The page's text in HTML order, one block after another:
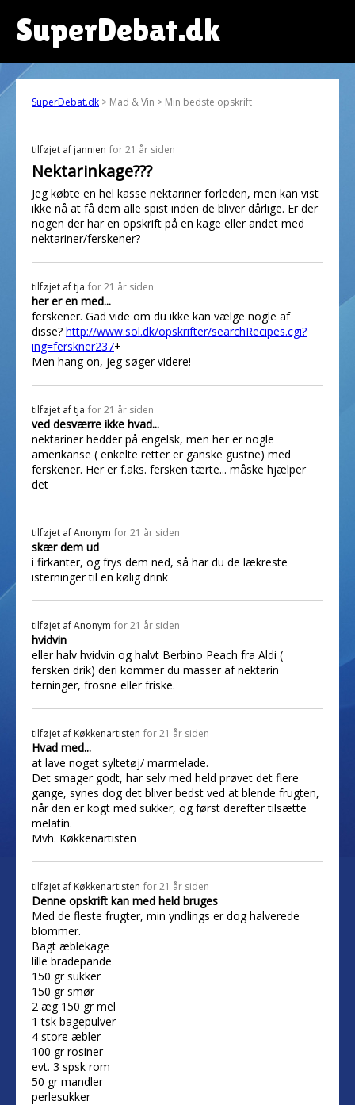
SuperDebat.dk
SuperDebat.dk > Mad & Vin > Min bedste opskrift
tilføjet af jannien for 21 år siden
Nektarinkage???
Jeg købte en hel kasse nektariner forleden, men kan vist
ikke nå at få dem alle spist inden de bliver dårlige. Er der
nogen der har en opskrift på en kage eller andet med
nektariner/ferskener?
tilføjet aftja for 21 år siden
her er en med...
ferskener. Gad vide om du ikke kan vælge nogle af
disse? http://www.sol.dk/opskrifter/searchRecipes.cgi?
ing=ferskner237+
Men hang on, jeg søger videre!
tilføjet aftja for 21 år siden
ved desværre ikke hvad...
nektariner hedder på engelsk, men her er nogle
amerikanse ( enkelte retter er ganske gustne) med
ferskener. Her er f.aks. fersken tærte... måske hjælper
det
tilføjet afAnonym for 21 år siden
skær dem ud
i firkanter, og frys dem ned, så har du de lækreste
isterninger til en kølig drink
tilføjet afAnonym for 21 år siden
hvidvin
eller halv hvidvin og halvt Berbino Peach fra Aldi (
fersken drik) deri kommer du masser af nektarin
terninger, frosne eller friske.
tilføjet af Køkkenartisten for 21 år siden
Hvad med...
at lave noget syltetøj/ marmelade.
Det smager godt, har selv med held prøvet det flere
gange, synes dog det bliver bedst ved at blende frugten,
når den er kogt med sukker, og først derefter tilsætte
melatin.
Mvh. Køkkenartisten
tilføjet af Køkkenartisten for 21 år siden
Denne opskrift kan med held bruges
Med de fleste frugter, min yndlings er dog halverede
blommer.
Bagt æblekage
lille bradepande
150 gr sukker
150 gr smør
2 æg 150 gr mel
1 tsk bagepulver
4 store æbler
100 gr rosiner
evt. 3 spsk rom
50 gr mandler
perlesukker